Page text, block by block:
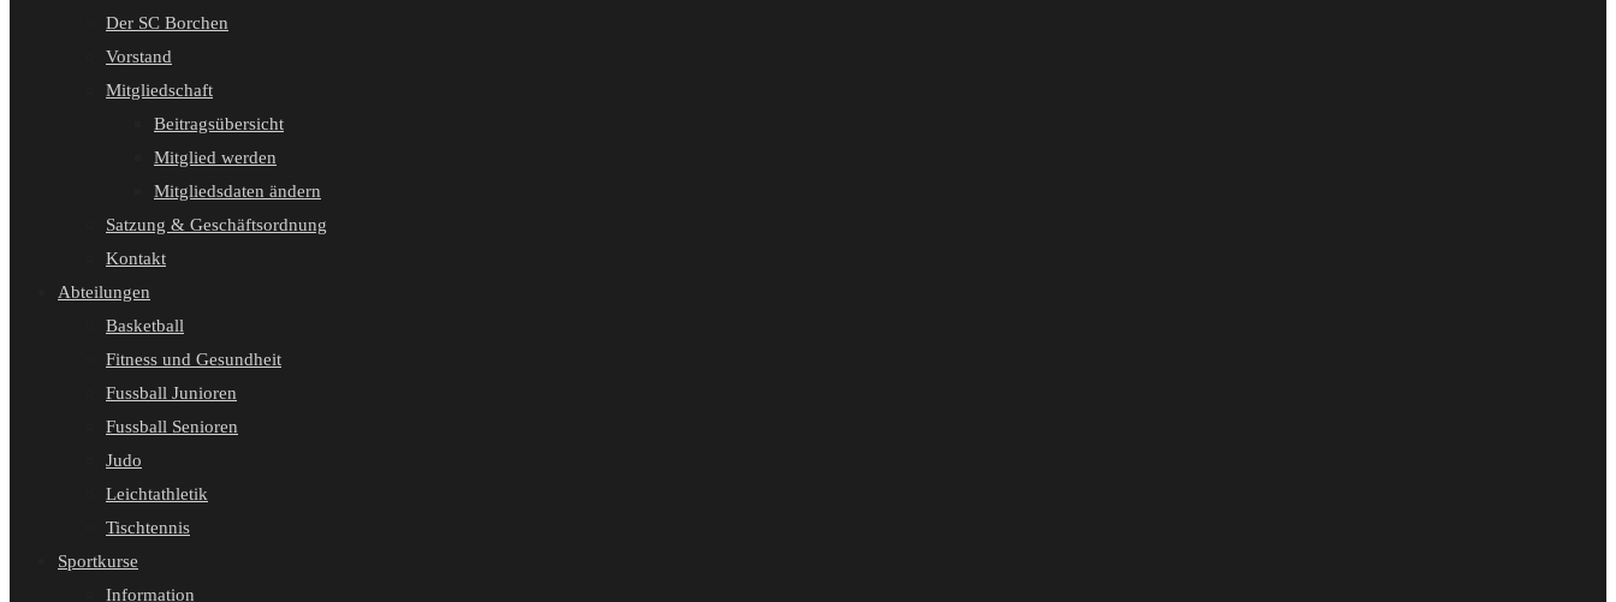
Der SC Borchen
Vorstand
Mitgliedschaft
Beitragsübersicht
Mitglied werden
Mitgliedsdaten ändern
Satzung & Geschäftsordnung
Kontakt
Abteilungen
Basketball
Fitness und Gesundheit
Fussball Junioren
Fussball Senioren
Judo
Leichtathletik
Tischtennis
Sportkurse
Information